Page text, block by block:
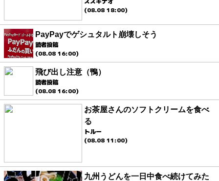
(08.08 18:00)
PayPayでゲシュタルト崩壊しそう
読者投稿
(08.08 16:00)
飛び出し注意（鴨）
読者投稿
(08.08 16:00)
お茶屋さんのソフトクリームを食べ
る
トルー
(08.08 11:00)
九州うどんを一日中食べ続けてみた